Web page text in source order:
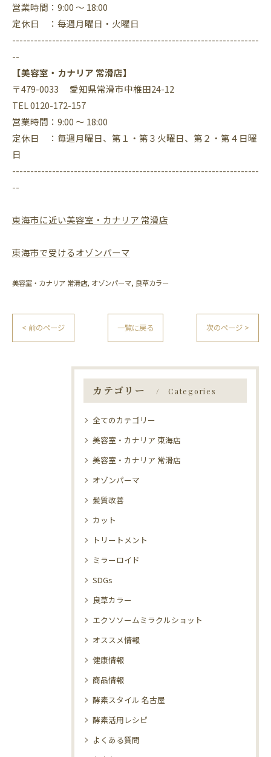
営業時間：9:00 ～ 18:00
定休日 ：毎週月曜日・火曜日
--------------------------------------------------------------------
--
【美容室・カナリア 常滑店】
〒479-0033 愛知県常滑市中椎田24-12
TEL 0120-172-157
営業時間：9:00 ～ 18:00
定休日 ：毎週月曜日、第１・第３火曜日、第２・第４日曜
日
--------------------------------------------------------------------
--
東海市に近い美容室・カナリア 常滑店
東海市で受けるオゾンパーマ
美容室・カナリア 常滑店 オゾンパーマ 良草カラー
< 前のページ 一覧に戻る 次のページ >
カテゴリー Categories
全てのカテゴリー
美容室・カナリア 東海店
美容室・カナリア 常滑店
オゾンパーマ
髪質改善
カット
トリートメント
ミラーロイド
SDGs
良草カラー
エクソソームミラクルショット
オススメ情報
健康情報
商品情報
酵素スタイル 名古屋
酵素活用レシピ
よくある質問